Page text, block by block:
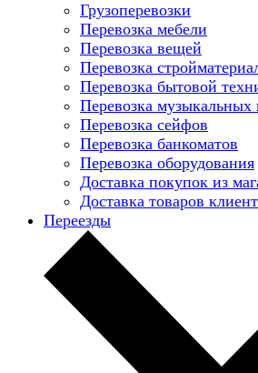
Грузоперевозки
Перевозка мебели
Перевозка вещей
Перевозка
Перевозка бытовой
Перевозка музыкальных
Перевозка сейфов
Перевозка банкоматов
Перевозка оборудования
Доставка покупок из
Доставка товаров
Переезды